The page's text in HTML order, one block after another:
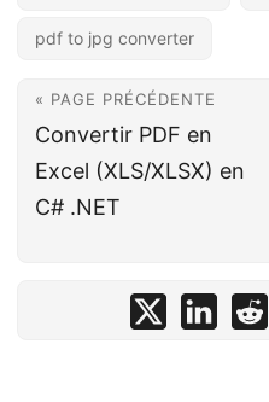
pdf to jpg converter
« PAGE PRÉCÉDENTE
Convertir PDF en
Excel (XLS/XLSX) en
C# .NET